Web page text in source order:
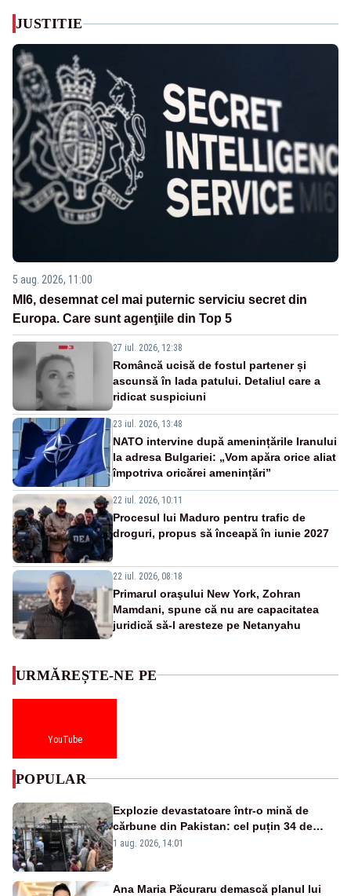
JUSTITIE
5 aug. 2026, 11:00
MI6, desemnat cel mai puternic serviciu secret din
Europa. Care sunt agenţiile din Top 5
27 iul. 2026, 12:38
Româncă ucisă de fostul partener și
ascunsă în lada patului. Detaliul care a
ridicat suspiciuni
23 iul. 2026, 13:48
NATO intervine după amenințările Iranului
la adresa Bulgariei: „Vom apăra orice aliat
împotriva oricărei amenințări”
22 iul. 2026, 10:11
Procesul lui Maduro pentru trafic de
droguri, propus să înceapă în iunie 2027
22 iul. 2026, 08:18
Primarul oraşului New York, Zohran
Mamdani, spune că nu are capacitatea
juridică să-l aresteze pe Netanyahu
URMĂREȘTE-NE PE
YouTube
POPULAR
Explozie devastatoare într-o mină de
cărbune din Pakistan: cel puțin 34 de
morți - VIDEO
1 aug. 2026, 14:01
Ana Maria Păcuraru demască planul lui